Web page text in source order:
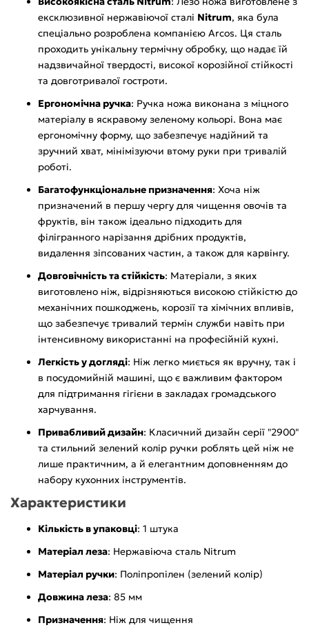
ексклюзивної нержавіючої сталі Nitrum, яка була
спеціально розроблена компанією Arcos. Ця сталь
проходить унікальну термічну обробку, що надає їй
надзвичайної твердості, високої корозійної стійкості
та довготривалої гостроти.
Ергономічна ручка: Ручка ножа виконана з міцного
матеріалу в яскравому зеленому кольорі. Вона має
ергономічну форму, що забезпечує надійний та
зручний хват, мінімізуючи втому руки при тривалій
роботі.
Багатофункціональне призначення: Хоча ніж
призначений в першу чергу для чищення овочів та
фруктів, він також ідеально підходить для
філігранного нарізання дрібних продуктів,
видалення зіпсованих частин, а також для карвінгу.
Довговічність та стійкість: Матеріали, з яких
виготовлено ніж, відрізняються високою стійкістю до
механічних пошкоджень, корозії та хімічних впливів,
що забезпечує тривалий термін служби навіть при
інтенсивному використанні на професійній кухні.
Легкість у догляді: Ніж легко миється як вручну, так і
в посудомийній машині, що є важливим фактором
для підтримання гігієни в закладах громадського
харчування.
Привабливий дизайн: Класичний дизайн серії "2900"
та стильний зелений колір ручки роблять цей ніж не
лише практичним, а й елегантним доповненням до
набору кухонних інструментів.
Характеристики
Кількість в упаковці: 1 штука
Матеріал леза: Нержавіюча сталь Nitrum
Матеріал ручки: Поліпропілен (зелений колір)
Довжина леза: 85 мм
Призначення: Ніж для чищення